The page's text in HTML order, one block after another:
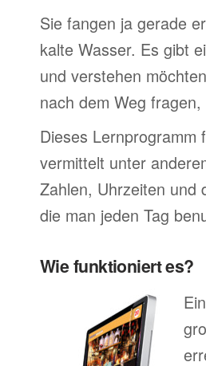
Sie fangen ja gerade
kalte Wasser. Es gibt
und verstehen
nach dem Weg
Dieses
vermittelt unter
Zahlen, Uhrzeiten und
die man jeden Tag
Wie funktioniert es?